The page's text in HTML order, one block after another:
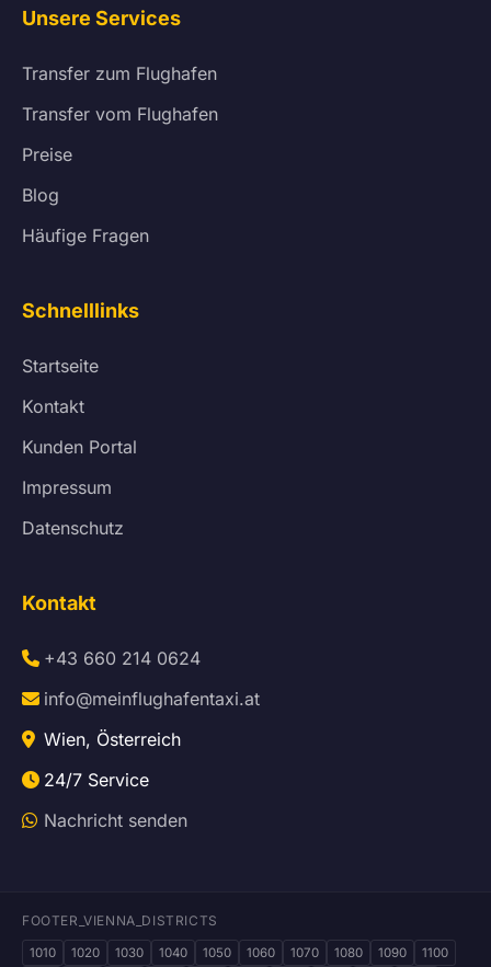
Unsere Services
Transfer zum Flughafen
Transfer vom Flughafen
Preise
Blog
Häufige Fragen
Schnelllinks
Startseite
Kontakt
Kunden Portal
Impressum
Datenschutz
Kontakt
+43 660 214 0624
info@meinflughafentaxi.at
Wien, Österreich
24/7 Service
Nachricht senden
FOOTER_VIENNA_DISTRICTS
1010 1020 1030 1040 1050 1060 1070 1080 1090 1100